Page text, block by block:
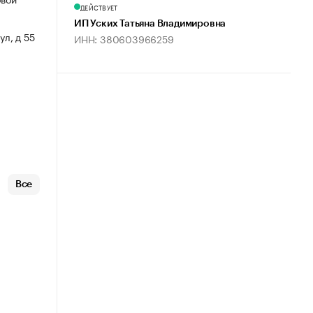
д 55
Все
ДЕЙСТВУЕТ
ИП Уских Татьяна Владимировна
ИНН: 380603966259